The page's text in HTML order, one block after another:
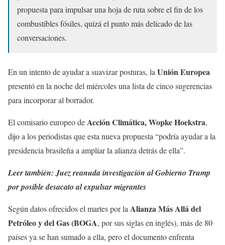
propuesta para impulsar una hoja de ruta sobre el fin de los
combustibles fósiles, quizá el punto más delicado de las
conversaciones.
En un intento de ayudar a suavizar posturas, laUnión Europea
presentó en la noche del miércoles una lista de cinco sugerencias
para incorporar al borrador.
El comisario europeo deAcción Climática, Wopke Hoekstra,
dijo a los periodistas que esta nueva propuesta “podría ayudar a la
presidencia brasileña a ampliar la alianza detrás de ella”.
Leer también:Juez reanuda investigación al Gobierno Trump
por posible desacato al expulsar migrantes
Según datos ofrecidos el martes por laAlianza Más Allá del
Petróleo y del Gas (BOGA, por sus siglas en inglés), más de 80
países ya se han sumado a ella, pero el documento enfrenta